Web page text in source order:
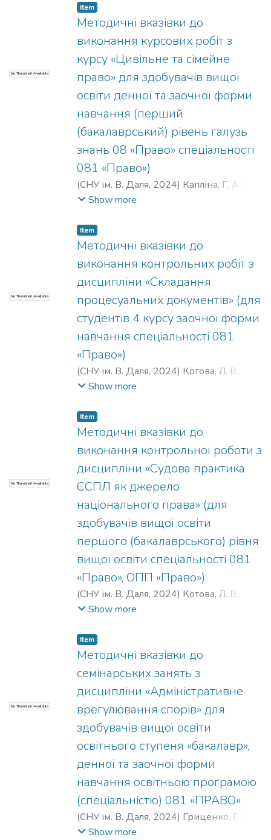
No Thumbnail Available
Item
Методичні вказівки до
виконання курсових робіт з
курсу «Цивільне та сімейне
право» для здобувачів вищої
освіти денної та заочної форми
навчання (перший
(бакалаврський) рівень галузь
знань 08 «Право» спеціальності
081 «Право»)
(СНУ ім. В. Даля, 2024) Капліна, Г. А.
Жолудєва, В. І.
Show more
No Thumbnail Available
Item
Методичні вказівки до
виконання контрольних робіт з
дисципліни «Складання
процесуальних документів» (для
студентів 4 курсу заочної форми
навчання спеціальності 081
«Право»)
(СНУ ім. В. Даля, 2024) Котова, Л. В.
Арсентьєва, О. С.
Сєрєбряк, С.
К. В.
Show more
No Thumbnail Available
Item
Методичні вказівки до
виконання контрольної роботи з
дисципліни «Судова практика
ЄСПЛ як джерело
національного права» (для
здобувачів вищої освіти
першого (бакалаврського) рівня
вищої освіти спеціальності 081
«Право», ОПП «Право»)
(СНУ ім. В. Даля, 2024) Котова, Л. В.
Жолудєва, В. І.
О. С.;
Show more
No Thumbnail Available
Item
Методичні вказівки до
семінарських занять з
дисципліни «Адміністративне
врегулювання спорів» для
здобувачів вищої освіти
освітнього ступеня «бакалавр»,
денної та заочної форми
навчання освітньою програмою
(спеціальністю) 081 «ПРАВО»
(СНУ ім. В. Даля, 2024) Гриценко, Г. М.
Татаренко, Г. В.
Show more